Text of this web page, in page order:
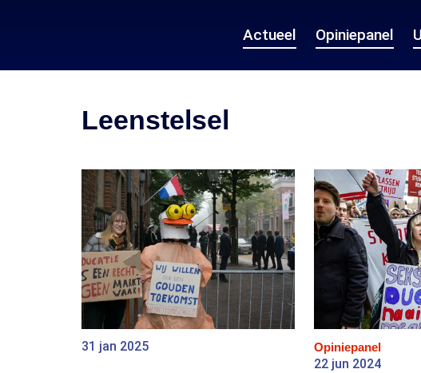
Actueel Opiniepanel
Leenstelsel
31 jan 2025 Opiniepanel
22 jun 2024